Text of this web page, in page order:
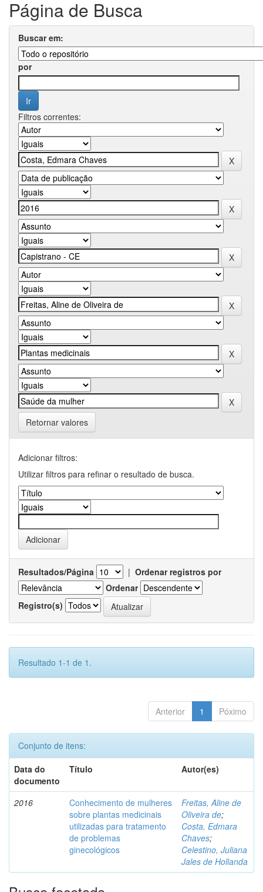
Página de Busca
Buscar em:
por
Filtros correntes:
Retornar valores
Adicionar filtros:
Utilizar filtros para refinar o resultado de busca.
Resultados/Página | Ordenar registros por
Ordenar
Registro(s)
Resultado 1-1 de 1.
Anterior 1 Póximo
Conjunto de itens:
Data do
documento
Título Autor(es)
2016
Conhecimento de mulheres
sobre plantas medicinais
utilizadas para tratamento
de problemas
ginecológicos
Freitas, Aline de
Oliveira de;
Costa, Edmara
Chaves;
Celestino, Juliana
Jales de Hollanda